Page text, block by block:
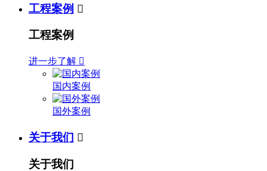
工程案例 
工程案例
进一步了解 
国内案例
国外案例
关于我们 
关于我们